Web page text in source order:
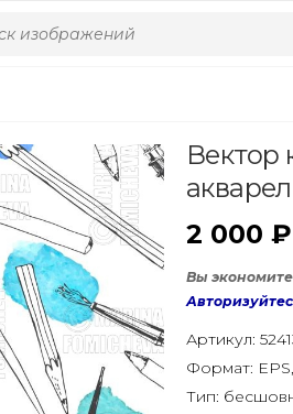
Вектор
2 000 ₽
Вы экономите
Артикул:
Формат:
Тип: